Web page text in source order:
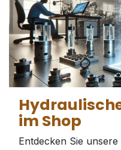
im Shop
Entdecken Sie